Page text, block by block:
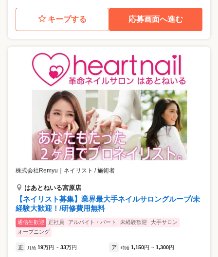
キープする 応募画面へ進む
株式会社Remyu ｜ ネイリスト / 施術者
はあとねいる宮原店
【ネイリスト募集】業界最大手ネイルサロングループ/未
経験大歓迎！/研修費用無料
通信生歓迎 正社員 アルバイト・パート 未経験歓迎
大手サロン
オープニング
正 月給 19万円 ~ 33万円 ア 時給 1,150円 ~ 1,300円